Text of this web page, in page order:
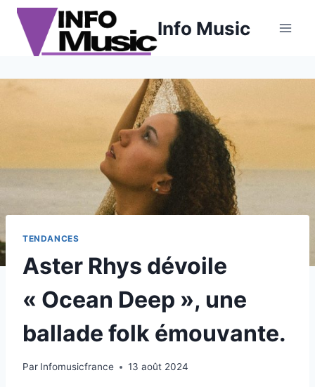
Aller
contenu
Info Music
TENDANCES
Aster Rhys dévoile
« Ocean Deep », une
ballade folk émouvante.
Par Infomusicfrance 13 août 2024